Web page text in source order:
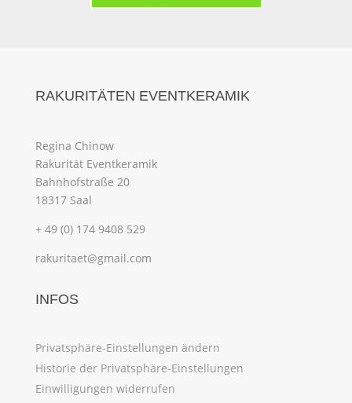
RAKURITÄTEN EVENTKERAMIK
Regina Chinow
Rakurität Eventkeramik
Bahnhofstraße 20
18317 Saal
+ 49 (0) 174 9408 529
rakuritaet@gmail.com
INFOS
Privatsphäre-Einstellungen ändern
Historie der Privatsphäre-Einstellungen
Einwilligungen widerrufen